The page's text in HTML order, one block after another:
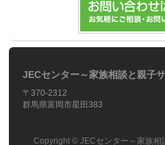
JECセンター～家族相談と親子
〒370-2312
群馬県富岡市星田383
Copyright © JECセンター～家族相